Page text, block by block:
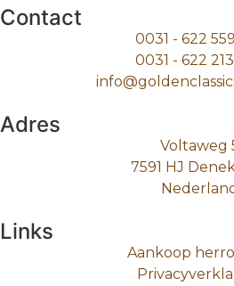
Contact
0031 - 622
0031 - 622
Adres
Voltaweg
7591 HJ
Links
Aankoop